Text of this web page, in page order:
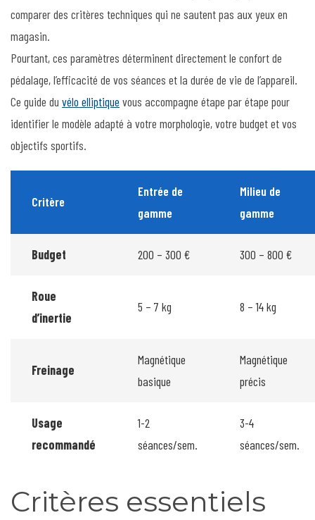
comparer des critères techniques qui ne sautent pas aux yeux en
magasin.
Pourtant, ces paramètres déterminent directement le confort de
pédalage, l’efficacité de vos séances et la durée de vie de l’appareil.
Ce guide du vélo elliptique vous accompagne étape par étape pour
identifier le modèle adapté à votre morphologie, votre budget et vos
objectifs sportifs.
Critère
Entrée de
gamme
Milieu de
gamme
Budget 200 – 300 € 300 – 800 €
Roue
d’inertie
5 – 7 kg 8 – 14 kg
Freinage
Magnétique
basique
Magnétique
précis
Usage
recommandé
1-2
séances/sem.
3-4
séances/sem.
Critères essentiels